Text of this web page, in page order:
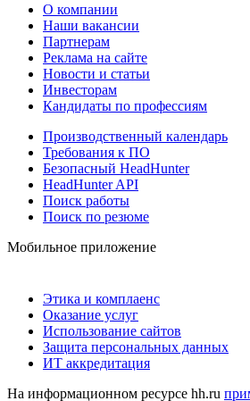
О компании
Наши вакансии
Партнерам
Реклама на сайте
Новости и статьи
Инвесторам
Кандидаты по профессиям
Производственный календарь
Требования к ПО
Безопасный HeadHunter
HeadHunter API
Поиск работы
Поиск по резюме
Мобильное приложение
Этика и комплаенс
Оказание услуг
Использование сайтов
Защита персональных данных
ИТ аккредитация
На информационном ресурсе hh.ru